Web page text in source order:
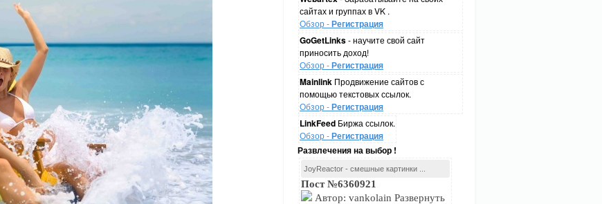
сайтах и группах в VK .
Обзор -Регистрация
GoGetLinks- научите свой сайт
приносить доход!
Обзор -Регистрация
Mainlink Продвижение сайтов с
помощью текстовых ссылок.
Обзор -Регистрация
LinkFeed Биржа ссылок.
Обзор -Регистрация
Развлечения на выбор !
JoyReactor - смешные картинки ...
Пост №6360921
Автор: vankolain Развернуть